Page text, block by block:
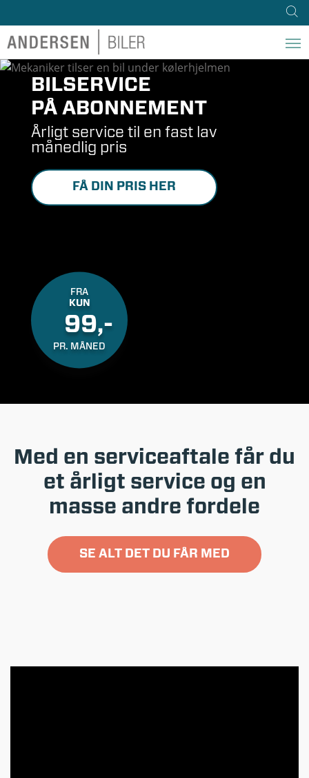
BILSERVICE
PÅ ABONNEMENT
Årligt service til en fast lav
månedlig pris
FÅ DIN PRIS HER
FRA
KUN
99,-
PR. MÅNED
Med en serviceaftale får du
et årligt service og en
masse andre fordele
SE ALT DET DU FÅR MED